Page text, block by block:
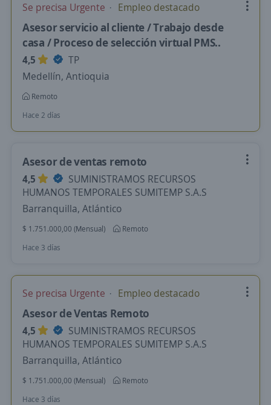
Se precisa Urgente Empleo destacado
Asesor servicio al cliente / Trabajo desde
casa / Proceso de selección virtual PMS..
4,5
TP
Medellín, Antioquia
Remoto
Hace 2 días
Asesor de ventas remoto
4,5
SUMINISTRAMOS RECURSOS
HUMANOS TEMPORALES SUMITEMP S.A.S
Barranquilla, Atlántico
$ 1.751.000,00 (Mensual)
Remoto
Hace 3 días
Se precisa Urgente Empleo destacado
Asesor de Ventas Remoto
4,5
SUMINISTRAMOS RECURSOS
HUMANOS TEMPORALES SUMITEMP S.A.S
Barranquilla, Atlántico
$ 1.751.000,00 (Mensual)
Remoto
Hace 3 días